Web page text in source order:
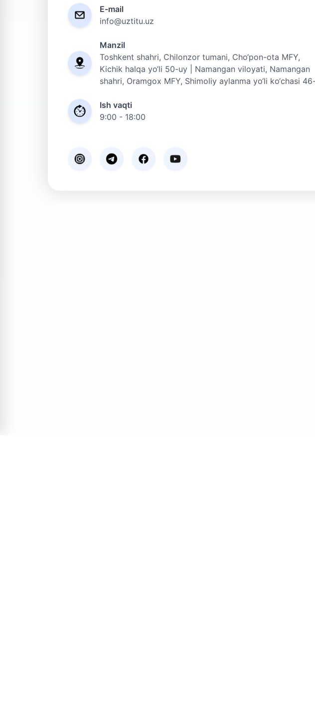
E-mail
info@uztitu.uz
Manzil
Toshkent shahri, Chilonzor tumani, Cho‘pon-ota MFY,
Kichik halqa yo‘li 50-uy | Namangan viloyati, Namangan
shahri, Oramgox MFY, Shimoliy aylanma yo‘li ko‘chasi
Ish vaqti
9:00 - 18:00